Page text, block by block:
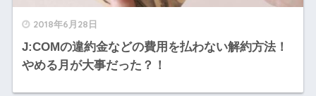
2018年6月28日
J:COMの違約金などの費用を払わない解約方法！
やめる月が大事だった？！